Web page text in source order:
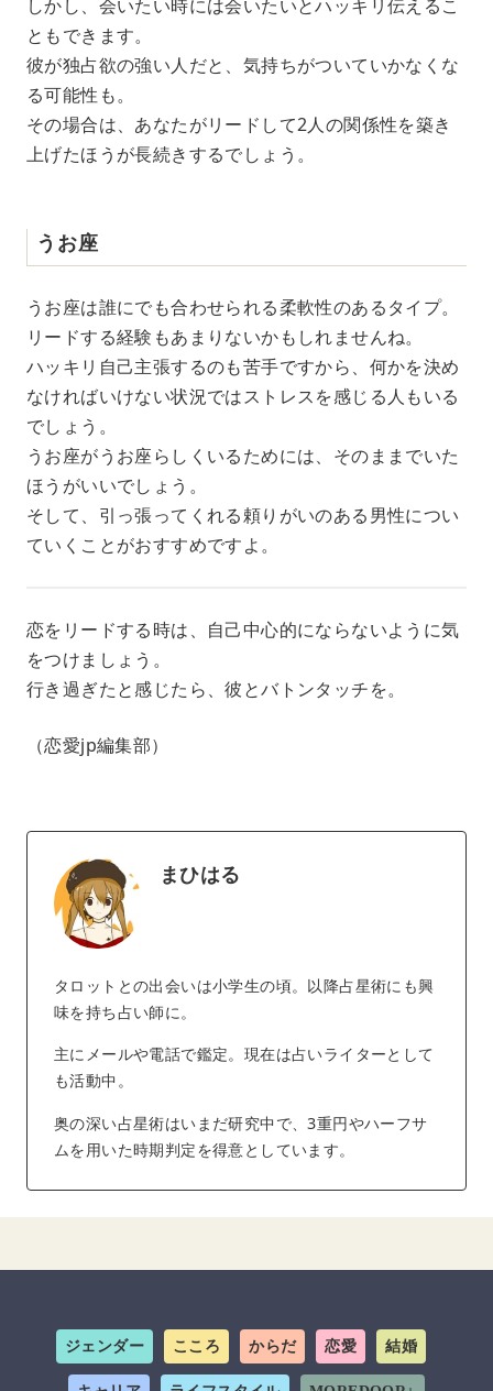
しかし、会いたい時には会いたいとハッキリ伝えるこ
ともできます。
彼が独占欲の強い人だと、気持ちがついていかなくな
る可能性も。
その場合は、あなたがリードして2人の関係性を築き
上げたほうが長続きするでしょう。
うお座
うお座は誰にでも合わせられる柔軟性のあるタイプ。
リードする経験もあまりないかもしれませんね。
ハッキリ自己主張するのも苦手ですから、何かを決め
なければいけない状況ではストレスを感じる人もいる
でしょう。
うお座がうお座らしくいるためには、そのままでいた
ほうがいいでしょう。
そして、引っ張ってくれる頼りがいのある男性につい
ていくことがおすすめですよ。
恋をリードする時は、自己中心的にならないように気
をつけましょう。
行き過ぎたと感じたら、彼とバトンタッチを。
（恋愛jp編集部）
まひはる
タロットとの出会いは小学生の頃。以降占星術にも興
味を持ち占い師に。
主にメールや電話で鑑定。現在は占いライターとして
も活動中。
奥の深い占星術はいまだ研究中で、3重円やハーフサ
ムを用いた時期判定を得意としています。
ジェンダー こころ からだ 恋愛 結婚